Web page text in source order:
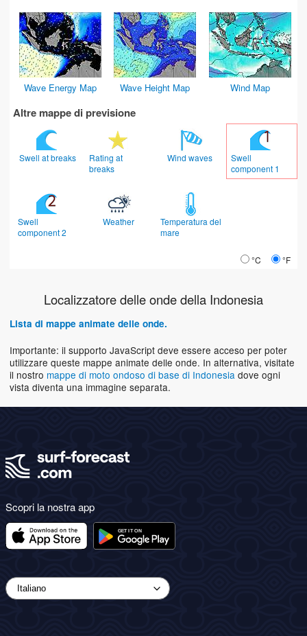
Wave Energy Map Wave Height Map Wind Map
Altre mappe di previsione
Swell at breaks
Rating at
breaks
Wind waves
Swell
component 1
Swell
component 2
Weather
Temperatura del
mare
°C °F
Localizzatore delle onde della Indonesia
Lista di mappe animate delle onde.
Importante: il supporto JavaScript deve essere acceso per poter
utilizzare queste mappe animate delle onde. In alternativa, visitate
il nostro mappe di moto ondoso di base di Indonesia dove ogni
vista diventa una immagine separata.
Scopri la nostra app